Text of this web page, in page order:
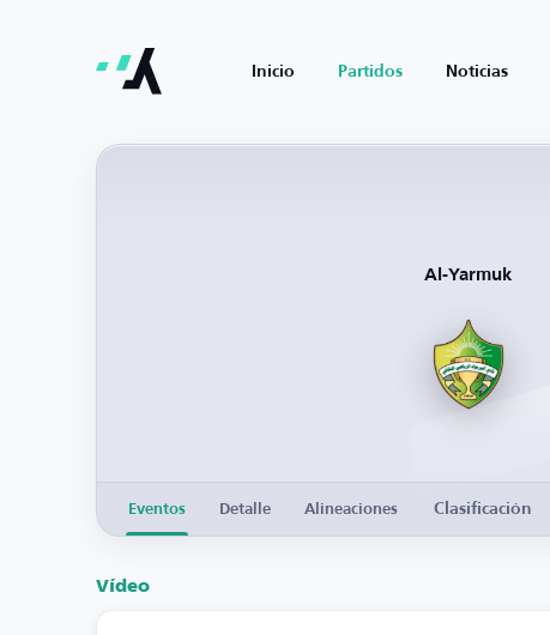
Inicio Partidos Noticias
Al-Yarmuk
Eventos Detalle Alineaciones Clasificación
Vídeo